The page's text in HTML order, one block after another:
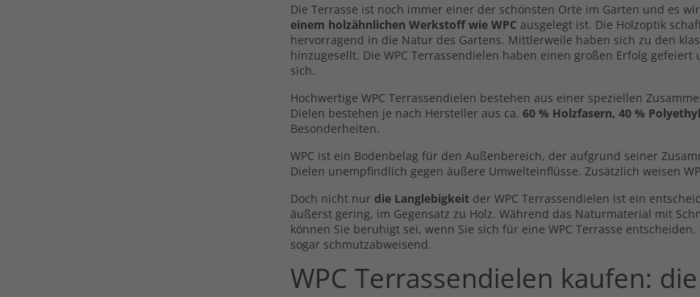
Die Terrasse ist noch immer einer der schönsten Orte im Garten und es
einem holzähnlichen Werkstoff wie WPC ausgelegt ist. Die Holzoptik
hervorragend in die Natur des Gartens. Mittlerweile haben sich zu den
hinzugesellt. Die WPC Terrassendielen haben einen großen Erfolg
sich.
Hochwertige WPC Terrassendielen bestehen aus einer speziellen
Dielen bestehen je nach Hersteller aus ca. 60 % Holzfasern, 40 %
Besonderheiten.
WPC ist ein Bodenbelag für den Außenbereich, der aufgrund seiner
Dielen unempfindlich gegen äußere Umwelteinflüsse. Zusätzlich weisen
Doch nicht nur die Langlebigkeitder WPC Terrassendielen ist ein
äußerst gering, im Gegensatz zu Holz. Während das Naturmaterial mit
können Sie beruhigt sei, wenn Sie sich für eine WPC Terrasse
sogar schmutzabweisend.
WPC Terrassendielen kaufen: